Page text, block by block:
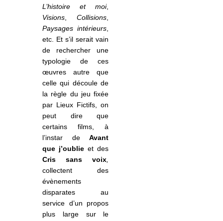
L’histoire et moi,
Visions ,Collisions
Paysages intérieurs
etc. Et s’il serait vain
de rechercher une
typologie de ces
œuvres autre que
celle qui découle de
la règle du jeu fixée
par Lieux Fictifs, on
peut dire que
certains films, à
l’instar deAvant
que j’oublie et des
Cris sans voix
collectent des
évènements
disparates au
service d’un propos
plus large sur le